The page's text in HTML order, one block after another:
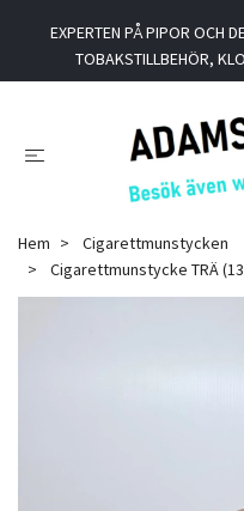
EXPERTEN PÅ PIPOR OCH
TOBAKSTILLBEHÖR,
Hem
Cigarettmunstycken
Cigarettmunstycke TRÄ